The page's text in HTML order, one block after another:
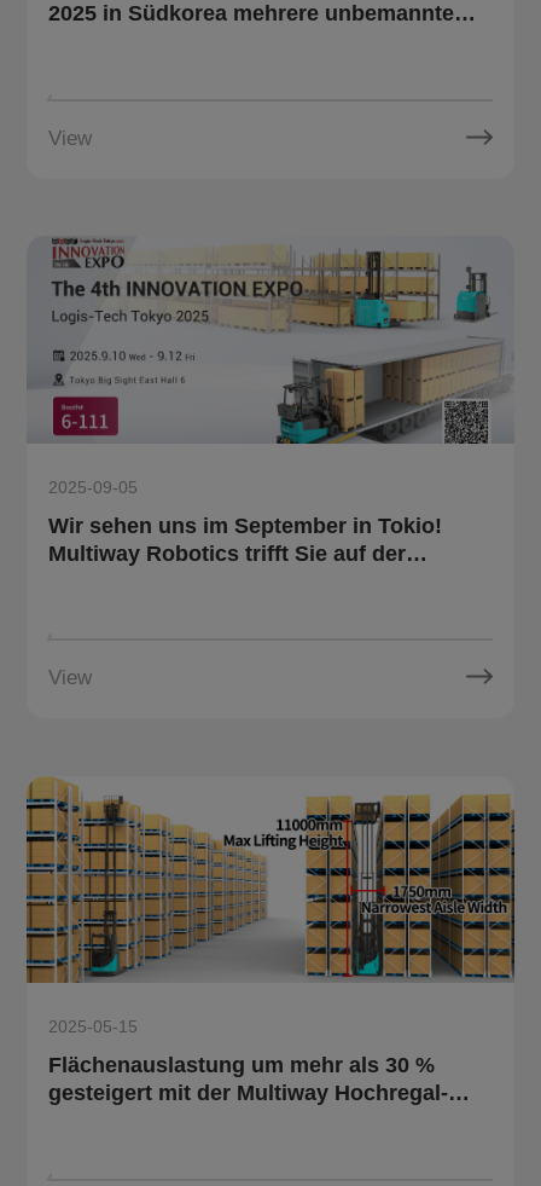
2025 in Südkorea mehrere unbemannte
View
2025-09-05
Wir sehen uns im September in Tokio!
Multiway Robotics trifft Sie auf der
View
2025-05-15
Flächenauslastung um mehr als 30 %
gesteigert mit der Multiway Hochregal-